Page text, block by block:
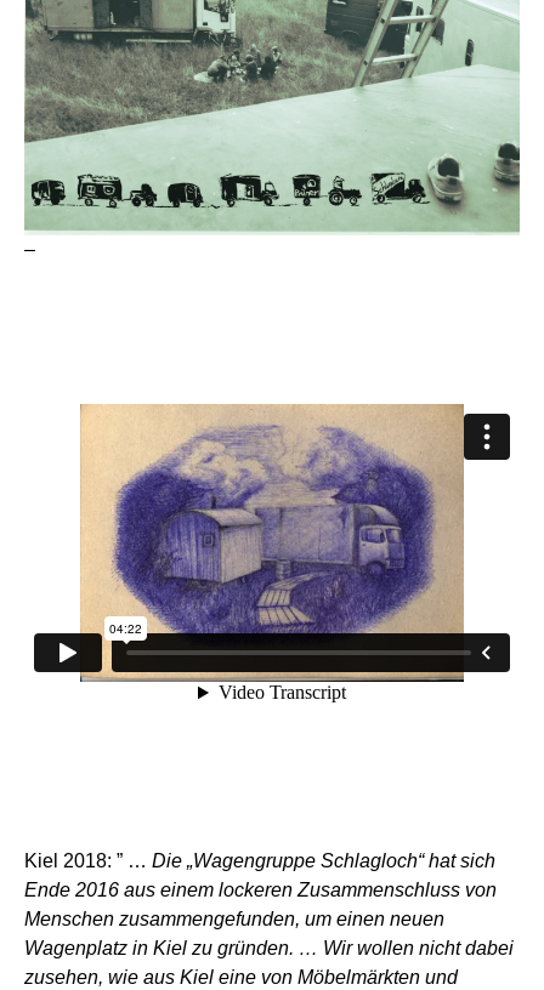
–
Kiel 2018: ” … Die „Wagengruppe Schlagloch“ hat sich
Ende 2016 aus einem lockeren Zusammenschluss von
Menschen zusammengefunden, um einen neuen
Wagenplatz in Kiel zu gründen. … Wir wollen nicht dabei
zusehen, wie aus Kiel eine von Möbelmärkten und